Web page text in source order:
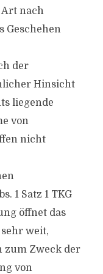
nach
Geschehen
der
Hinsicht
liegende
von
nicht
1 Satz 1 TKG
öffnet das
weit,
zum Zweck der
von